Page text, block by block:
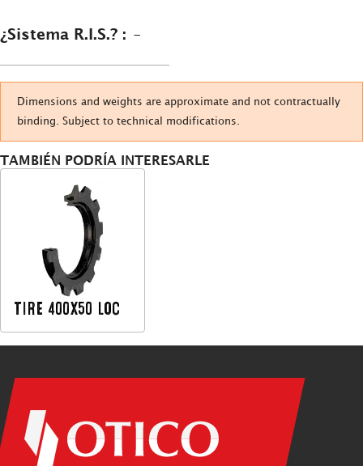
¿Sistema R.I.S.? : -
Dimensions and weights are approximate and not contractually
binding. Subject to technical modifications.
TAMBIÉN PODRÍA INTERESARLE
TIRE 400X50 LOC